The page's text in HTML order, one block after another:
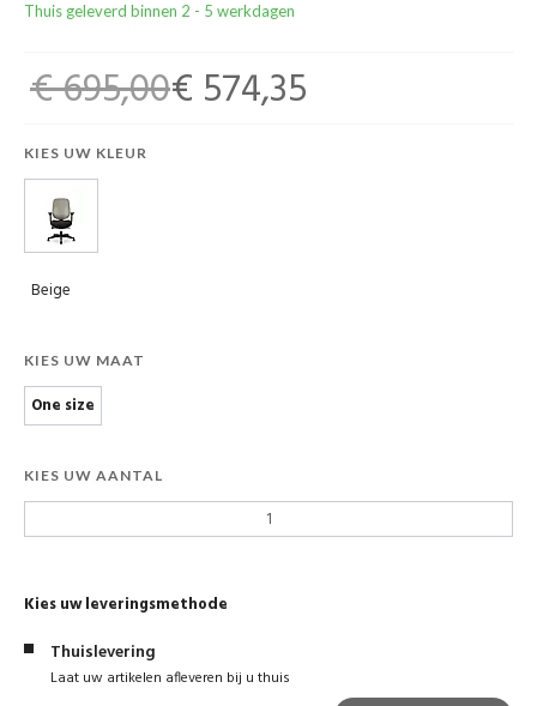
Thuis geleverd binnen 2 - 5 werkdagen
€ 695,00€ 574,35
KIES UW KLEUR
Beige
KIES UW MAAT
One size
KIES UW AANTAL
Kies uw leveringsmethode
Thuislevering
Laat uw artikelen afleveren bij u thuis